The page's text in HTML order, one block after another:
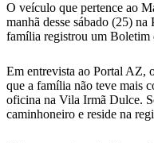
O veículo que pertence ao
manhã desse sábado (25)
família registrou um Boletim
Em entrevista ao Portal AZ,
que a família não teve mais
oficina na Vila Irmã Dulce.
caminhoneiro e reside na